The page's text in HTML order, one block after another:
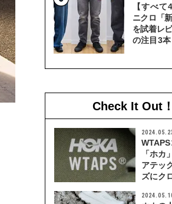
【すべ
ニクロ「
を試着レ
の注目3
Check It Out！
「ホカ
アテッ
ズにク